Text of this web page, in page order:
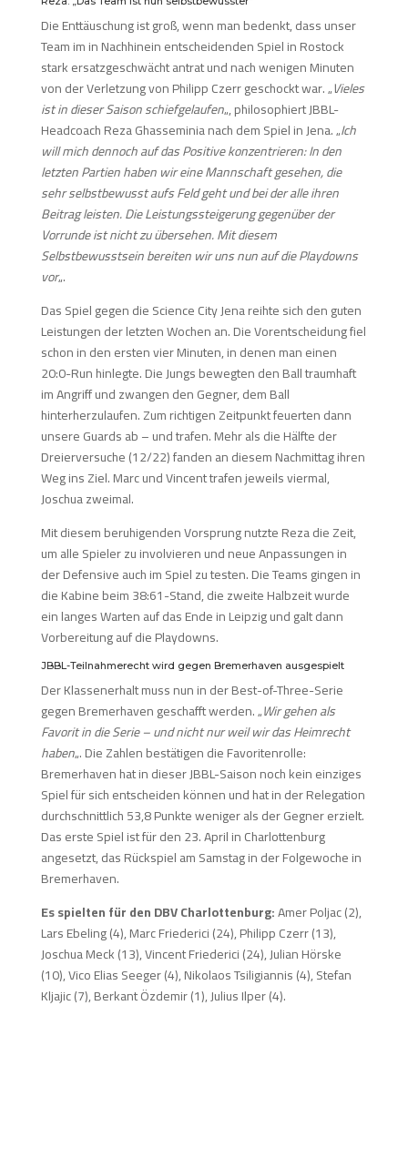
Die Enttäuschung ist groß, wenn man bedenkt, dass unser
Team im in Nachhinein entscheidenden Spiel in Rostock
stark ersatzgeschwächt antrat und nach wenigen Minuten
von der Verletzung von Philipp Czerr geschockt war. „Vieles
ist in dieser Saison schiefgelaufen„, philosophiert JBBL-
Headcoach Reza Ghasseminia nach dem Spiel in Jena. „Ich
will mich dennoch auf das Positive konzentrieren: In den
letzten Partien haben wir eine Mannschaft gesehen, die
sehr selbstbewusst aufs Feld geht und bei der alle ihren
Beitrag leisten. Die Leistungssteigerung gegenüber der
Vorrunde ist nicht zu übersehen. Mit diesem
Selbstbewusstsein bereiten wir uns nun auf die Playdowns
vor„.
Das Spiel gegen die Science City Jena reihte sich den guten
Leistungen der letzten Wochen an. Die Vorentscheidung fiel
schon in den ersten vier Minuten, in denen man einen
20:0-Run hinlegte. Die Jungs bewegten den Ball traumhaft
im Angriff und zwangen den Gegner, dem Ball
hinterherzulaufen. Zum richtigen Zeitpunkt feuerten dann
unsere Guards ab – und trafen. Mehr als die Hälfte der
Dreierversuche (12/22) fanden an diesem Nachmittag ihren
Weg ins Ziel. Marc und Vincent trafen jeweils viermal,
Joschua zweimal.
Mit diesem beruhigenden Vorsprung nutzte Reza die Zeit,
um alle Spieler zu involvieren und neue Anpassungen in
der Defensive auch im Spiel zu testen. Die Teams gingen in
die Kabine beim 38:61-Stand, die zweite Halbzeit wurde
ein langes Warten auf das Ende in Leipzig und galt dann
Vorbereitung auf die Playdowns.
JBBL-Teilnahmerecht wird gegen Bremerhaven ausgespielt
Der Klassenerhalt muss nun in der Best-of-Three-Serie
gegen Bremerhaven geschafft werden. „Wir gehen als
Favorit in die Serie – und nicht nur weil wir das Heimrecht
haben„. Die Zahlen bestätigen die Favoritenrolle:
Bremerhaven hat in dieser JBBL-Saison noch kein einziges
Spiel für sich entscheiden können und hat in der Relegation
durchschnittlich 53,8 Punkte weniger als der Gegner erzielt.
Das erste Spiel ist für den 23. April in Charlottenburg
angesetzt, das Rückspiel am Samstag in der Folgewoche in
Bremerhaven.
Es spielten für den DBV Charlottenburg:Amer Poljac (2),
Lars Ebeling (4), Marc Friederici (24), Philipp Czerr (13),
Joschua Meck (13), Vincent Friederici (24), Julian Hörske
(10), Vico Elias Seeger (4), Nikolaos Tsiligiannis (4), Stefan
Kljajic (7), Berkant Özdemir (1), Julius Ilper (4).